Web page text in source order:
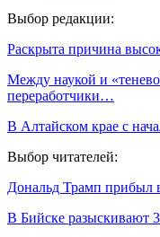
Выбор редакции:
Раскрыта причина
Между наукой и
переработчики…
В Алтайском крае с
Выбор читателей:
Дональд Трамп прибыл
В Бийске разыскивают